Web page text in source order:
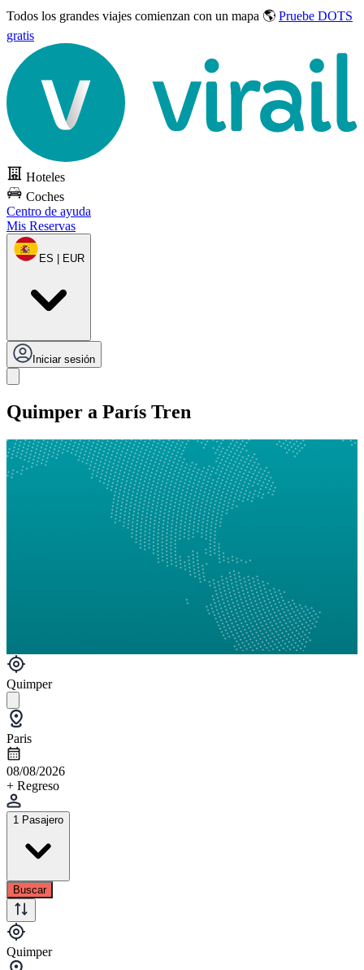
Todos los grandes viajes comienzan con un mapa 🌎 Pruebe DOTS
gratis
Hoteles
Coches
Centro de ayuda
Mis Reservas
ES | EUR
Iniciar sesión
Quimper a París Tren
Quimper
Paris
08/08/2026
+ Regreso
1 Pasajero
Buscar
Quimper